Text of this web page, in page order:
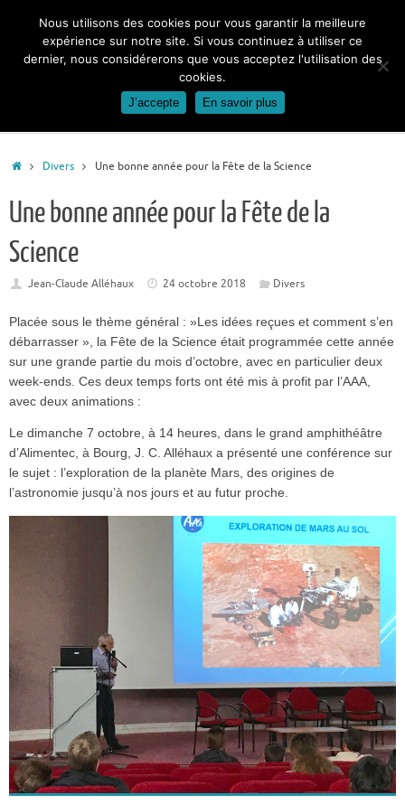
contenu
AccueilDivers Une bonne année pour la Fête de la Science
Une bonne année pour la Fête de la
Science
Jean-Claude Alléhaux 24 octobre 2018 Divers
Placée sous le thème général : »Les idées reçues et comment s’en
débarrasser », la Fête de la Science était programmée cette année
sur une grande partie du mois d’octobre, avec en particulier deux
week-ends. Ces deux temps forts ont été mis à profit par l’AAA,
avec deux animations :
Le dimanche 7 octobre, à 14 heures, dans le grand amphithéâtre
d’Alimentec, à Bourg, J. C. Alléhaux a présenté une conférence sur
le sujet : l’exploration de la planète Mars, des origines de
l’astronomie jusqu’à nos jours et au futur proche.
Nous utilisons des cookies pour vous garantir la meilleure
expérience sur notre site. Si vous continuez à utiliser ce
dernier, nous considérerons que vous acceptez l'utilisation des
cookies.
J’accepte En savoir plus